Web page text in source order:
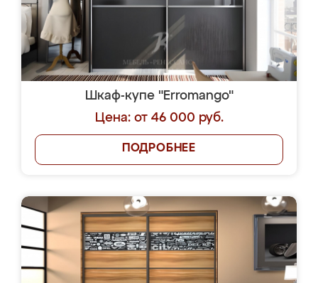
Шкаф-купе "Erromango"
Цена: от 46 000 руб.
ПОДРОБНЕЕ